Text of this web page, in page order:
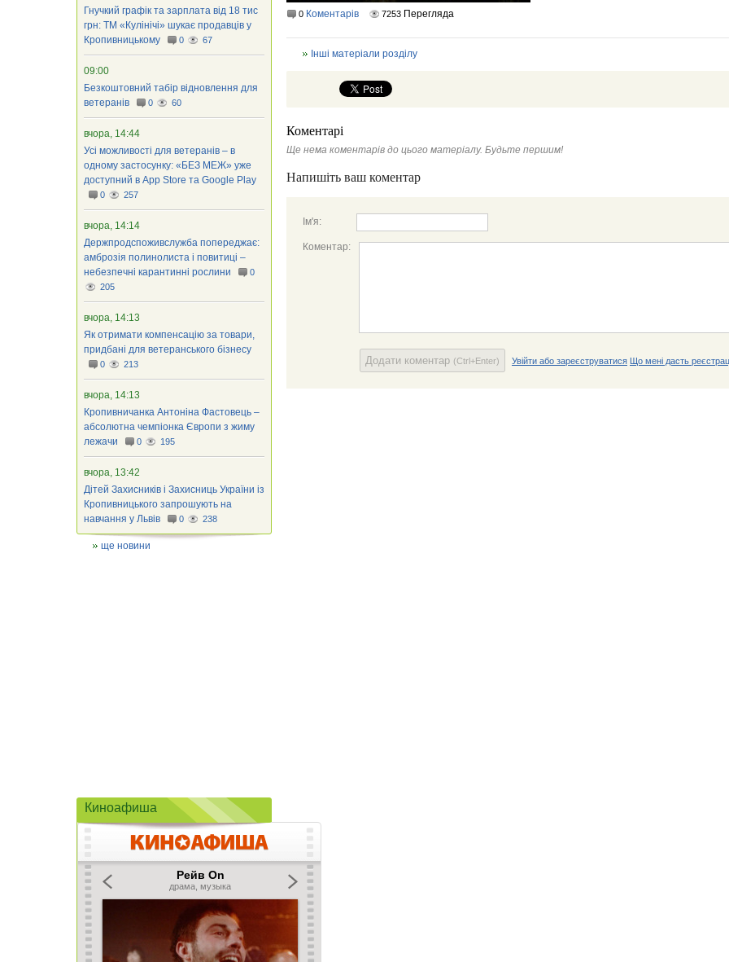
0 Коментарів 7253 Перегляда
Інші матеріали розділу
Коментарі
Ще нема коментарів до цього матеріалу. Будьте першим!
Напишіть ваш коментар
Ім'я:
Коментар:
Додати коментар (Ctrl+Enter) Увійти або зареєструватися Що мені дасть
Гнучкий графік та зарплата від 18 тис
грн: ТМ «Кулінічі» шукає продавців у
Кропивницькому
0 67
09:00
Безкоштовний табір відновлення для
ветеранів
0 60
вчора, 14:44
Усі можливості для ветеранів – в
одному застосунку: «БЕЗ МЕЖ» уже
доступний в App Store та Google Play
0 257
вчора, 14:14
Держпродспоживслужба попереджає:
амброзія полинолиста і повитиці –
небезпечні карантинні рослини
0
205
вчора, 14:13
Як отримати компенсацію за товари,
придбані для ветеранського бізнесу
0 213
вчора, 14:13
Кропивничанка Антоніна Фастовець –
абсолютна чемпіонка Європи з жиму
лежачи
0 195
вчора, 13:42
Дітей Захисників і Захисниць України із
Кропивницького запрошують на
навчання у Львів
0 238
ще новини
Киноафиша